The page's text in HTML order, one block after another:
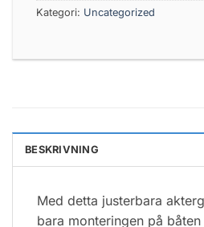
Kategori: Uncategorized
BESKRIVNING
Med detta justerbara
bara monteringen på